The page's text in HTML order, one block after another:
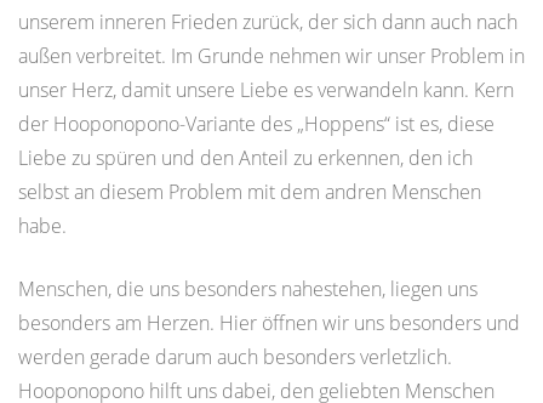
unserem inneren Frieden zurück, der sich dann auch nach
außen verbreitet. Im Grunde nehmen wir unser Problem in
unser Herz, damit unsere Liebe es verwandeln kann. Kern
der Hooponopono-Variante des „Hoppens“ ist es, diese
Liebe zu spüren und den Anteil zu erkennen, den ich
selbst an diesem Problem mit dem andren Menschen
habe.
Menschen, die uns besonders nahestehen, liegen uns
besonders am Herzen. Hier öffnen wir uns besonders und
werden gerade darum auch besonders verletzlich.
Hooponopono hilft uns dabei, den geliebten Menschen